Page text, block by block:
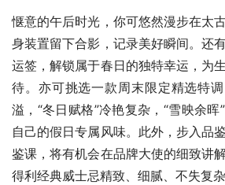
惬意的午后时光，你可悠然漫步在太
身装置留下合影，记录美好瞬间。还
运签，解锁属于春日的独特幸运，为
待。亦可挑选一款周末限定精选特
溢，“冬日赋格”冷艳复杂，“雪映余
自己的假日专属风味。此外，步入品
鉴课，将有机会在品牌大使的细致讲
得利经典威士忌精致、细腻、不失复杂